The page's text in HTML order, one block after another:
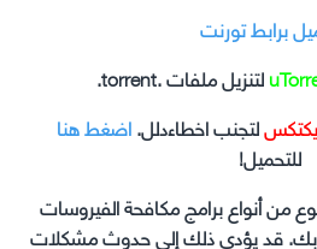
برابط تورنت
لتنزيل ملفات .torrent.
لتجنب اخطاءدلل.اضغط هنا
للتحميل!
من أنواع برامج مكافحة الفيروسات
بك. قد يؤدي ذلك إلى حدوث مشكلات